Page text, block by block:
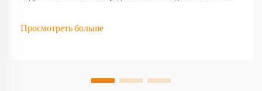
для каждого спящего
Просмотреть больше